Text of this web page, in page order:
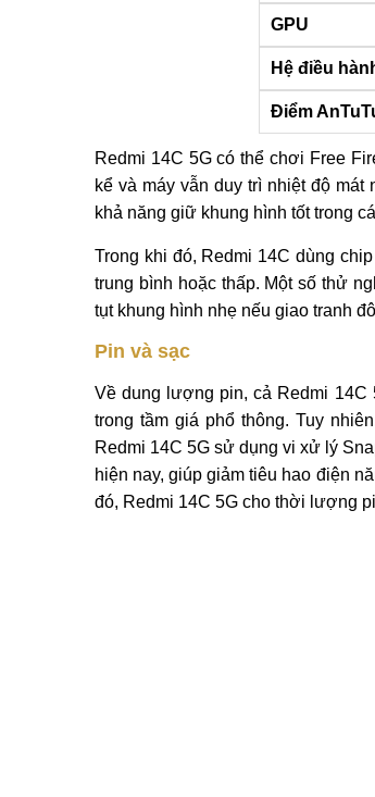
GPU
Hệ điều
Điểm
Redmi 14C 5G có thể chơi Free
kể và máy vẫn duy trì nhiệt độ
khả năng giữ khung hình tốt trong
Trong khi đó, Redmi 14C dùng
trung bình hoặc thấp. Một số thử
tụt khung hình nhẹ nếu giao tranh
Pin và sạc
Về dung lượng pin, cả Redmi 14C
trong tầm giá phổ thông. Tuy
Redmi 14C 5G sử dụng vi xử lý
hiện nay, giúp giảm tiêu hao điện
đó, Redmi 14C 5G cho thời lượng